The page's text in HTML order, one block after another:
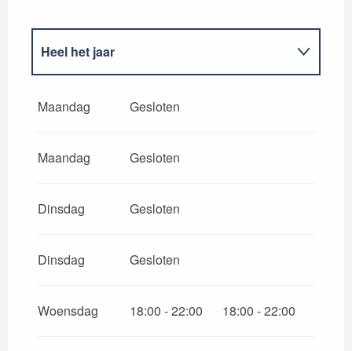
Heel het jaar
Maandag Gesloten
Maandag Gesloten
Dinsdag Gesloten
Dinsdag Gesloten
Woensdag 18:00 - 22:00 18:00 - 22:00